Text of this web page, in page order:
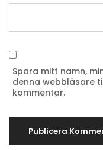
Spara mitt namn,
denna webbläsare
kommentar.